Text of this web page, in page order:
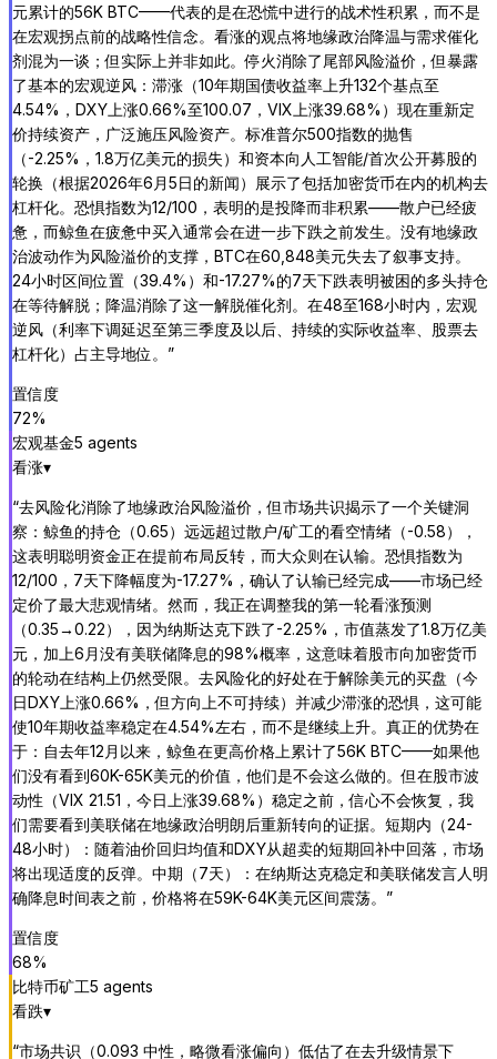
元累计的56K BTC——代表的是在恐慌中进行的战术性积累，而不是
在宏观拐点前的战略性信念。看涨的观点将地缘政治降温与需求催化
剂混为一谈；但实际上并非如此。停火消除了尾部风险溢价，但暴露
了基本的宏观逆风：滞涨（10年期国债收益率上升132个基点至
4.54%，DXY上涨0.66%至100.07，VIX上涨39.68%）现在重新定
价持续资产，广泛施压风险资产。标准普尔500指数的抛售
（-2.25%，1.8万亿美元的损失）和资本向人工智能/首次公开募股的
轮换（根据2026年6月5日的新闻）展示了包括加密货币在内的机构去
杠杆化。恐惧指数为12/100，表明的是投降而非积累——散户已经疲
惫，而鲸鱼在疲惫中买入通常会在进一步下跌之前发生。没有地缘政
治波动作为风险溢价的支撑，BTC在60,848美元失去了叙事支持。
24小时区间位置（39.4%）和-17.27%的7天下跌表明被困的多头持仓
在等待解脱；降温消除了这一解脱催化剂。在48至168小时内，宏观
逆风（利率下调延迟至第三季度及以后、持续的实际收益率、股票去
杠杆化）占主导地位。 ”
置信度
72%
宏观基金5 agents
看涨▾
“去风险化消除了地缘政治风险溢价，但市场共识揭示了一个关键洞
察：鲸鱼的持仓（0.65）远远超过散户/矿工的看空情绪（-0.58），
这表明聪明资金正在提前布局反转，而大众则在认输。恐惧指数为
12/100，7天下降幅度为-17.27%，确认了认输已经完成——市场已经
定价了最大悲观情绪。然而，我正在调整我的第一轮看涨预测
（0.35→0.22），因为纳斯达克下跌了-2.25%，市值蒸发了1.8万亿美
元，加上6月没有美联储降息的98%概率，这意味着股市向加密货币
的轮动在结构上仍然受限。去风险化的好处在于解除美元的买盘（今
日DXY上涨0.66%，但方向上不可持续）并减少滞涨的恐惧，这可能
使10年期收益率稳定在4.54%左右，而不是继续上升。真正的优势在
于：自去年12月以来，鲸鱼在更高价格上累计了56K BTC——如果他
们没有看到60K-65K美元的价值，他们是不会这么做的。但在股市波
动性（VIX 21.51，今日上涨39.68%）稳定之前，信心不会恢复，我
们需要看到美联储在地缘政治明朗后重新转向的证据。短期内（24-
48小时）：随着油价回归均值和DXY从超卖的短期回补中回落，市场
将出现适度的反弹。中期（7天）：在纳斯达克稳定和美联储发言人明
确降息时间表之前，价格将在59K-64K美元区间震荡。 ”
置信度
68%
比特币矿工5 agents
看跌▾
“市场共识（0.093 中性，略微看涨偏向）低估了在去升级情景下